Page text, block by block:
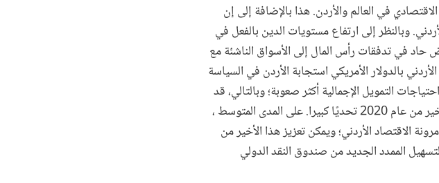
في العالم والأردن. هذا بالإضافة إلى إن
وبالنظر إلى ارتفاع مستويات الدين بالفعل في
حاد في تدفقات رأس المال إلى الأسواق الناشئة مع
بالدولار الأمريكي استجابة الأردن في السياسة
التمويل الإجمالية أكثر صعوبة؛ وبالتالي، قد
يمثل تمديد الأردن لسند دولاري بقيمة 1.25 مليار دولار في الربع الأخير من عام 2020 تحديًا كبيرا. على المدى المتوسط ،
الاقتصاد الأردني؛ ويمكن تعزيز هذا الأخير من
الممدد الجديد من صندوق النقد الدولي